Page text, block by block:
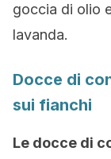
goccia di olio
lavanda.
Docce di
sui fianchi
Le docce di